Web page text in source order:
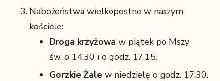
Nabożeństwa wielkopostne w naszym
kościele:
Droga krzyżowa w piątek po Mszy
św. o 14.30 i o godz. 17.15.
Gorzkie Żale w niedzielę o godz. 17.30.